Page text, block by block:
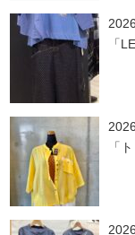
「
「